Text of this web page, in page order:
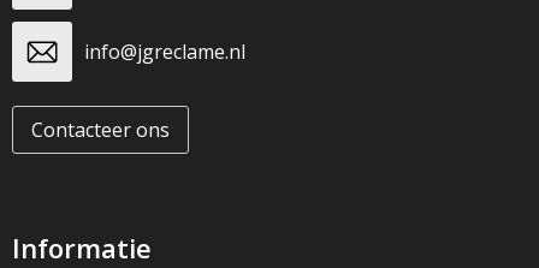
info@jgreclame.nl
Contacteer ons
Informatie